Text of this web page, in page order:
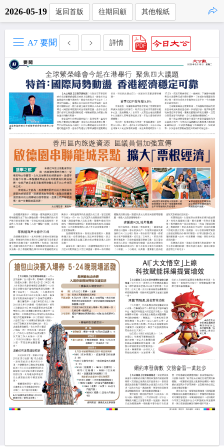
2026-05-19 返回首版 往期回顧 其他報紙
A7 要聞 詳情